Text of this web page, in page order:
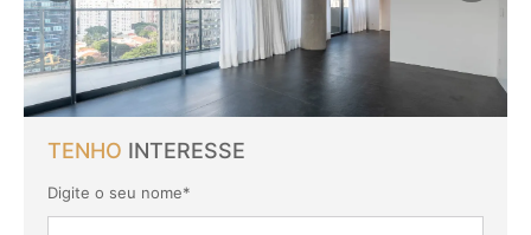
TENHO INTERESSE
Digite o seu nome*